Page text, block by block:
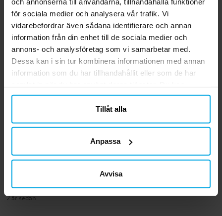
för sociala medier och analysera vår trafik. Vi
vidarebefordrar även sådana identifierare och annan
information från din enhet till de sociala medier och
annons- och analysföretag som vi samarbetar med.
Dessa kan i sin tur kombinera informationen med annan
information som du har tillhandahållit eller som de har
närsomhelst ändra ditt samtycke.
Tillåt alla
Anpassa
Avvisa
Inbjudningskort 6-pack
Pris:39,00 kr
39,00 kr
20-pack
Pris: 35,00 kr
35,00 kr
3 ☆
2 år sedan